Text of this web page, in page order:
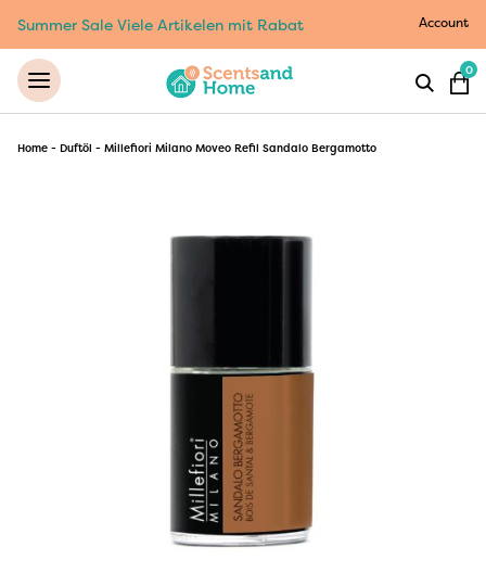
Summer Sale Viele Artikelen mit Rabat Account
0
Home - Duftöl - Millefiori Milano Moveo Refil Sandalo Bergamotto